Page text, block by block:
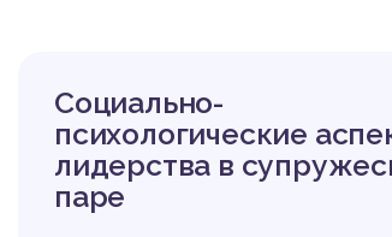
[37],
2],
3.
Социально-
психологические
лидерства в
паре